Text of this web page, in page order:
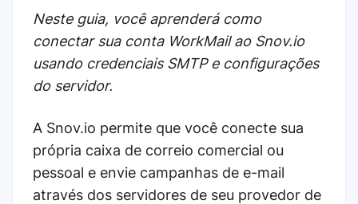
Neste guia, você aprenderá como
conectar sua conta WorkMail ao Snov.io
usando credenciais SMTP e configurações
do servidor.
A Snov.io permite que você conecte sua
própria caixa de correio comercial ou
pessoal e envie campanhas de e-mail
através dos servidores de seu provedor de